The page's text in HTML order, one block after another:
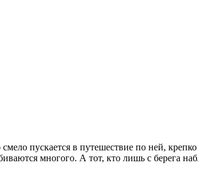
пускается в путешествие по ней,
многого. А тот, кто лишь с берега